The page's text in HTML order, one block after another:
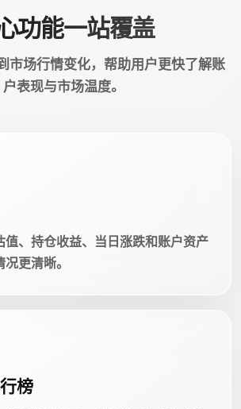
功能一站覆盖
市场行情变化，帮助用户更快了解账
户表现与市场温度。
值、持仓收益、当日涨跌和账户资产
更清晰。
榜